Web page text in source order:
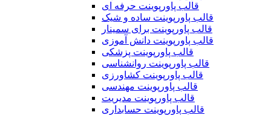
قالب پاورپوینت حرفه ای
قالب پاورپوینت ساده و شیک
قالب پاورپوینت برای سمینار
قالب پاورپوینت دانش آموزی
قالب پاورپوینت پزشکی
قالب پاورپوینت روانشناسی
قالب پاورپوینت کشاورزی
قالب پاورپوینت مهندسی
قالب پاورپوینت مدیریت
قالب پاورپوینت حسابداری